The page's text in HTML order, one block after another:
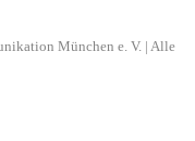
München e. V. | Alle